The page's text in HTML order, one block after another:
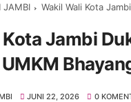
JAMBI Wakil Wali Kota Jambi
Jambi
JUNI 22, 2026 0